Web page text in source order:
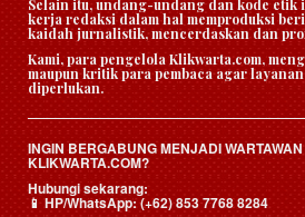
Selain itu, undang-undang dan kode etik
kerja redaksi dalam hal memproduksi
kaidah jurnalistik, mencerdaskan dan
Kami, para pengelola Klikwarta.com,
maupun kritik para pembaca agar
diperlukan.
INGIN BERGABUNG MENJADI
KLIKWARTA.COM?
Hubungi sekarang:
📱HP/WhatsApp:(+62) 853 7768 8284